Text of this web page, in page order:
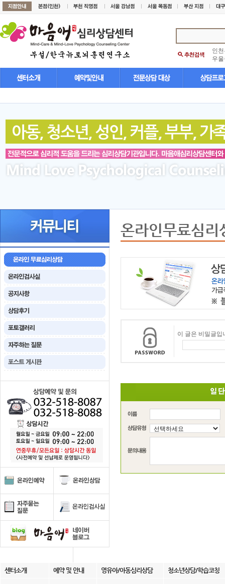
인
우
온라인무료심리
이 글은 비밀글입
센터소개 예약 및 안내 영유아/아동심리상담 청소년상담/학습코칭